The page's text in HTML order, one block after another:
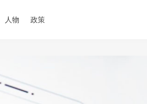
人物 政策